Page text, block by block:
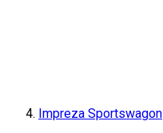
Impreza Sportswagon